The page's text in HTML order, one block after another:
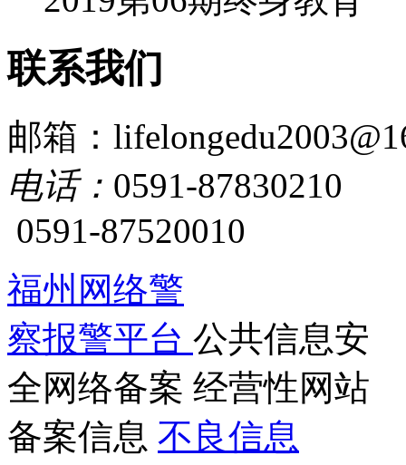
联系我们
邮箱：
电话： 0591-87830210
0591-87520010
福州网络警
察报警平台 公共信息安
全网络备案 经营性网站
备案信息 不良信息